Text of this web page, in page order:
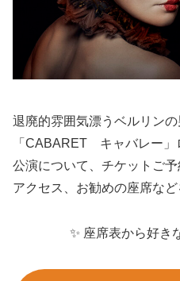
退廃的雰囲気漂うベルリン
「CABARET キャバレー」
公演について、チケットご
アクセス、お勧めの座席など
✨ 座席表から好き